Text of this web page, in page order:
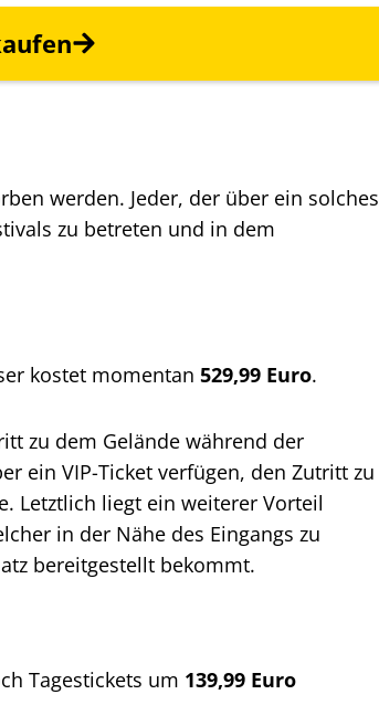
werden. Jeder, der über ein solches
zu betreten und in dem
kostet momentan 529,99 Euro.
zu dem Gelände während der
ein VIP-Ticket verfügen, den Zutritt zu
Letztlich liegt ein weiterer Vorteil
in der Nähe des Eingangs zu
bereitgestellt bekommt.
Tagestickets um 139,99 Euro